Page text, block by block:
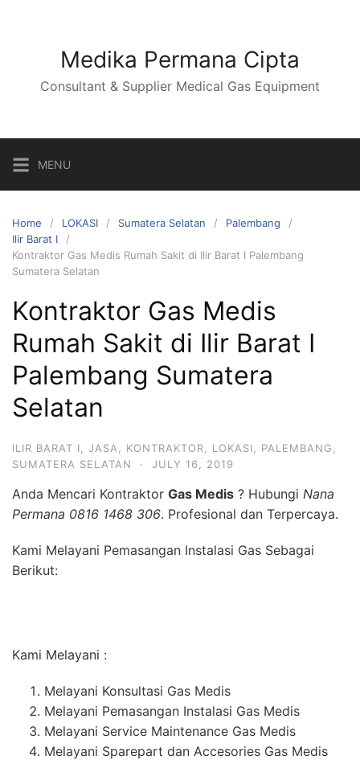
Medika Permana Cipta
Consultant & Supplier Medical Gas Equipment
MENU
Home LOKASI Sumatera Selatan
Palembang
Ilir Barat I
Kontraktor Gas Medis Rumah Sakit di Ilir Barat I Palembang
Sumatera Selatan
Kontraktor Gas Medis
Rumah Sakit di Ilir Barat I
Palembang Sumatera
Selatan
ILIR BARAT I JASA KONTRAKTOR LOKASI PALEMBANG
SUMATERA SELATAN
· JULY 16, 2019
Anda Mencari Kontraktor Gas Medis ? Hubungi Nana
Permana 0816 1468 306. Profesional dan Terpercaya.
Kami Melayani Pemasangan Instalasi Gas Sebagai
Berikut:
Kami Melayani :
Melayani Konsultasi Gas Medis
Melayani Pemasangan Instalasi Gas Medis
Melayani Service Maintenance Gas Medis
Melayani Sparepart dan Accesories Gas Medis